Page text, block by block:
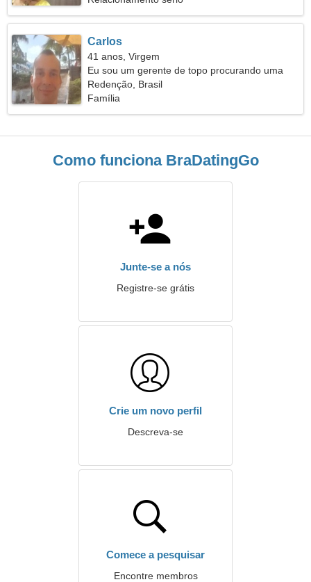
Carlos
41 anos, Virgem
Eu sou um gerente de topo procurando uma
mulher legal
Redenção, Brasil
Família
Como funciona BraDatingGo
Junte-se a nós
Registre-se grátis
Crie um novo perfil
Descreva-se
Comece a pesquisar
Encontre membros